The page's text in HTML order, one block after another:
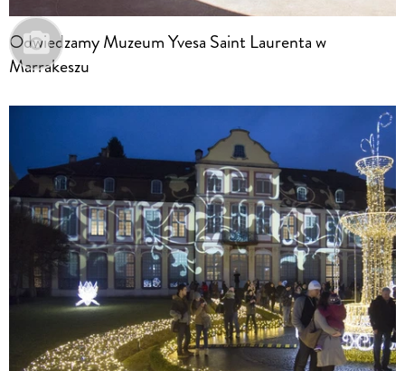
Odwiedzamy Muzeum Yvesa Saint Laurenta w
Marrakeszu